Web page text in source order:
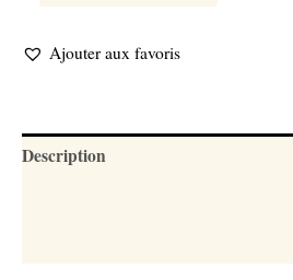
Ajouter aux favoris
Description